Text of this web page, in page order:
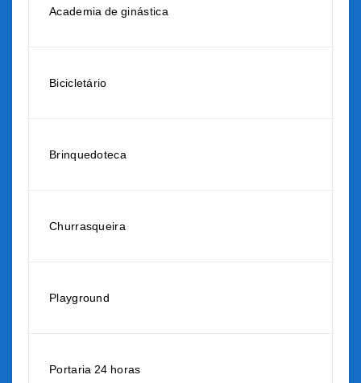
Academia de ginástica
Bicicletário
Brinquedoteca
Churrasqueira
Playground
Portaria 24 horas